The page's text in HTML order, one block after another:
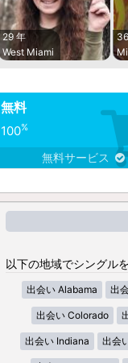
29 年
West Miami
無料
100%
無料サービス
以下の地域でシングル
出会い Alabama 出
出会い Colorado
出会い Indiana 出会